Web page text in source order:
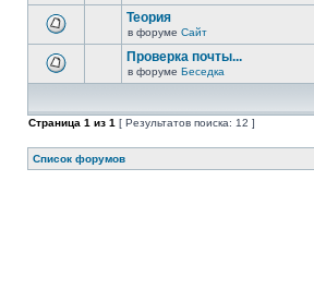
Теория
в форуме Сайт
Проверка почты...
в форуме Беседка
Страница 1 из 1 [ Результатов поиска: 12 ]
Список форумов